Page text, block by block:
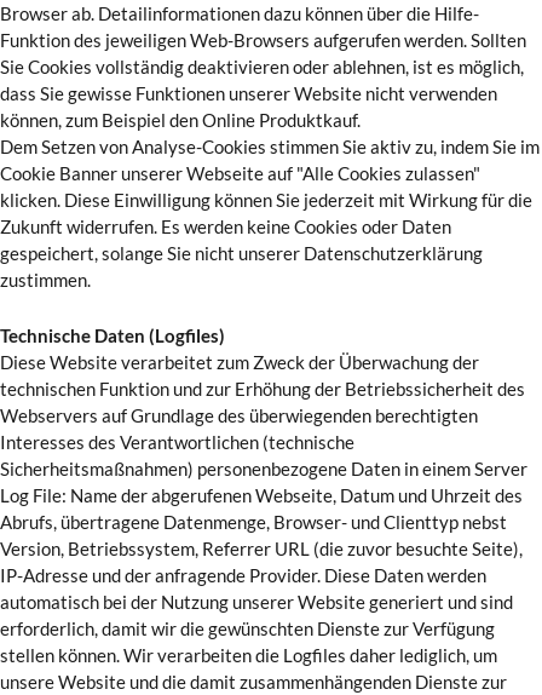
Browser ab. Detailinformationen dazu können über die Hilfe-
Funktion des jeweiligen Web-Browsers aufgerufen werden. Sollten
Sie Cookies vollständig deaktivieren oder ablehnen, ist es möglich,
dass Sie gewisse Funktionen unserer Website nicht verwenden
können, zum Beispiel den Online Produktkauf.
Dem Setzen von Analyse-Cookies stimmen Sie aktiv zu, indem Sie im
Cookie Banner unserer Webseite auf "Alle Cookies zulassen"
klicken. Diese Einwilligung können Sie jederzeit mit Wirkung für die
Zukunft widerrufen. Es werden keine Cookies oder Daten
gespeichert, solange Sie nicht unserer Datenschutzerklärung
zustimmen.
Technische Daten (Logfiles)
Diese Website verarbeitet zum Zweck der Überwachung der
technischen Funktion und zur Erhöhung der Betriebssicherheit des
Webservers auf Grundlage des überwiegenden berechtigten
Interesses des Verantwortlichen (technische
Sicherheitsmaßnahmen) personenbezogene Daten in einem Server
Log File: Name der abgerufenen Webseite, Datum und Uhrzeit des
Abrufs, übertragene Datenmenge, Browser- und Clienttyp nebst
Version, Betriebssystem, Referrer URL (die zuvor besuchte Seite),
IP-Adresse und der anfragende Provider. Diese Daten werden
automatisch bei der Nutzung unserer Website generiert und sind
erforderlich, damit wir die gewünschten Dienste zur Verfügung
stellen können. Wir verarbeiten die Logfiles daher lediglich, um
unsere Website und die damit zusammenhängenden Dienste zur